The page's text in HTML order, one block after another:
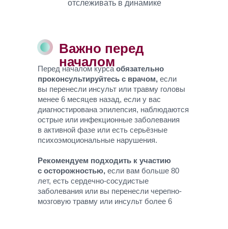
отслеживать в динамике
Перед началом курсаобязательно
проконсультируйтесь с врачом, если
вы перенесли инсульт или травму головы
менее 6 месяцев назад, если у вас
диагностирована эпилепсия, наблюдаются
острые или инфекционные заболевания
в активной фазе или есть серьёзные
психоэмоциональные нарушения.
Рекомендуем подходить к участию
с осторожностью, если вам больше 80
лет, есть сердечно-сосудистые
заболевания или вы перенесли черепно-
мозговую травму или инсульт более 6
Важно перед
началом
Здоровье
Здоровье
Здоровье
ЗелАО
Здоровье